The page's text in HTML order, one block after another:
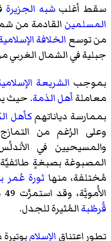
سقط أغلبشبه الجزيرة
المسلمين القادمة من
من توسع الخلافة
جبلية في الشمال الغربي
بموجب الشريعة
معاملةأهل الذمة. حيث
بممارسة دياناتهمكأهل
وعلى الرُغم من
والمسيحيين في
المصبوغة بصبغةٍ
مُختلفة، منها ثورة
الأُمويَّة، وقد استمرَّت 49 سنة (
قُرطُبةالمُثيرة للجدل.
تطور اعتناق الإسلام